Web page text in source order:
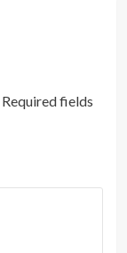
Required fields